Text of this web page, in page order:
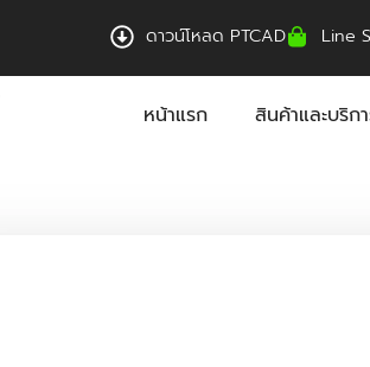
ดาวน์โหลด PTCAD Line
หน้าแรก สินค้าและบริก